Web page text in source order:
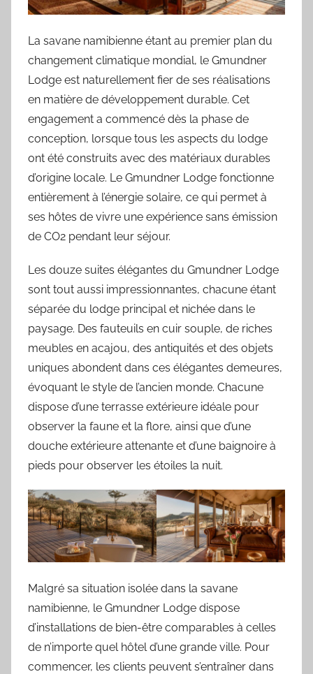
La savane namibienne étant au premier plan du
changement climatique mondial, le Gmundner
Lodge est naturellement fier de ses réalisations
en matière de développement durable. Cet
engagement a commencé dès la phase de
conception, lorsque tous les aspects du lodge
ont été construits avec des matériaux durables
d’origine locale. Le Gmundner Lodge fonctionne
entièrement à l’énergie solaire, ce qui permet à
ses hôtes de vivre une expérience sans émission
de CO2 pendant leur séjour.
Les douze suites élégantes du Gmundner Lodge
sont tout aussi impressionnantes, chacune étant
séparée du lodge principal et nichée dans le
paysage. Des fauteuils en cuir souple, de riches
meubles en acajou, des antiquités et des objets
uniques abondent dans ces élégantes demeures,
évoquant le style de l’ancien monde. Chacune
dispose d’une terrasse extérieure idéale pour
observer la faune et la flore, ainsi que d’une
douche extérieure attenante et d’une baignoire à
pieds pour observer les étoiles la nuit.
Malgré sa situation isolée dans la savane
namibienne, le Gmundner Lodge dispose
d’installations de bien-être comparables à celles
de n’importe quel hôtel d’une grande ville. Pour
commencer, les clients peuvent s’entraîner dans